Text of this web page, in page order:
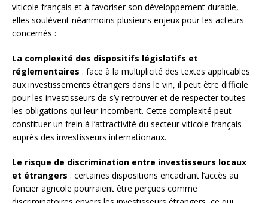
viticole français et à favoriser son développement durable,
elles soulèvent néanmoins plusieurs enjeux pour les acteurs
concernés :
La complexité des dispositifs législatifs et
réglementaires : face à la multiplicité des textes applicables
aux investissements étrangers dans le vin, il peut être difficile
pour les investisseurs de s’y retrouver et de respecter toutes
les obligations qui leur incombent. Cette complexité peut
constituer un frein à l’attractivité du secteur viticole français
auprès des investisseurs internationaux.
Le risque de discrimination entre investisseurs locaux
et étrangers : certaines dispositions encadrant l’accès au
foncier agricole pourraient être perçues comme